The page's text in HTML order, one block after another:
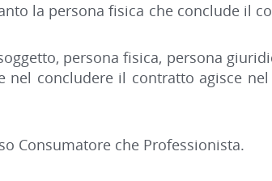
la persona fisica che conclude il
persona fisica, persona
concludere il contratto agisce
Consumatore che Professionista.